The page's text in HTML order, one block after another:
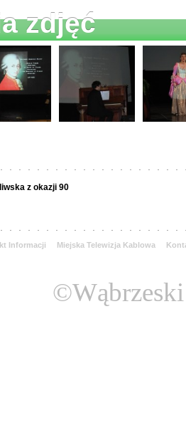
zdjęć
z okazji 90
Informacji Miejska Telewizja Kablowa